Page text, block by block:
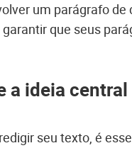
um parágrafo
que seus
a ideia
seu texto, é